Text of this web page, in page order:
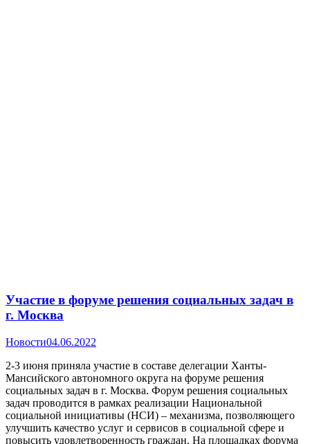
Участие в форуме решения социальных задач в
г. Москва
Новости04.06.2022
2-3 июня приняла участие в составе делегации Ханты-
Мансийского автономного округа на форуме решения
социальных задач в г. Москва. Форум решения социальных
задач проводится в рамках реализации Национальной
социальной инициативы (НСИ) – механизма, позволяющего
улучшить качество услуг и сервисов в социальной сфере и
повысить удовлетворенность граждан. На площадках форума